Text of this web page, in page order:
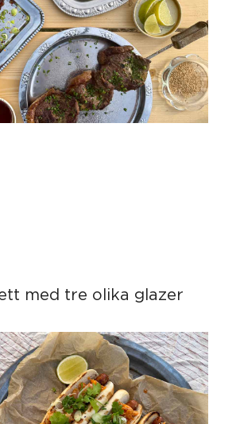
med tre olika glazer